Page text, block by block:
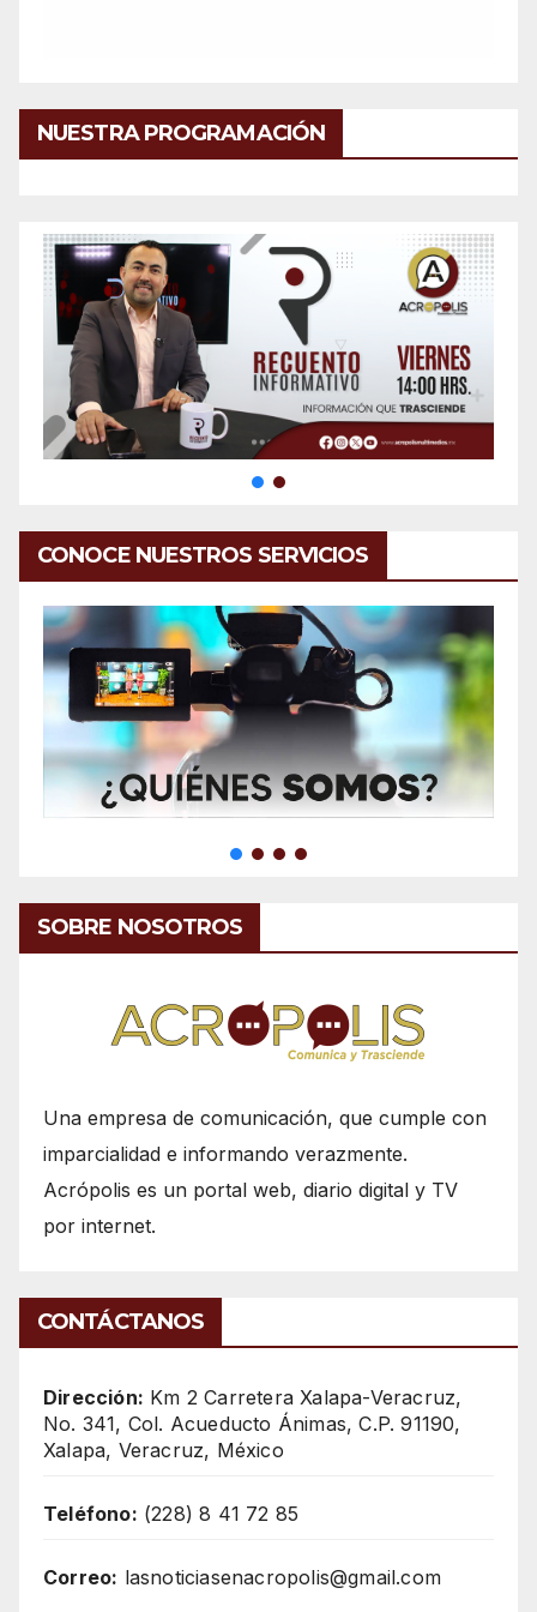
NUESTRA PROGRAMACIÓN
CONOCE NUESTROS SERVICIOS
SOBRE NOSOTROS
Una empresa de comunicación, que cumple con
imparcialidad e informando verazmente.
Acrópolis es un portal web, diario digital y TV
por internet.
CONTÁCTANOS
Dirección: Km 2 Carretera Xalapa-Veracruz,
No. 341, Col. Acueducto Ánimas, C.P. 91190,
Xalapa, Veracruz, México
Teléfono: (228) 8 41 72 85
Correo: lasnoticiasenacropolis@gmail.com